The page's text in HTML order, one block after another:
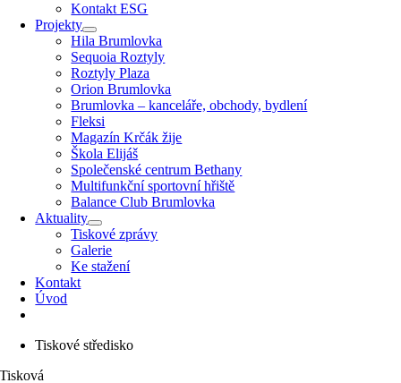
Kontakt ESG
Projekty
Hila Brumlovka
Sequoia Roztyly
Roztyly Plaza
Orion Brumlovka
Brumlovka – kanceláře, obchody, bydlení
Fleksi
Magazín Krčák žije
Škola Elijáš
Společenské centrum Bethany
Multifunkční sportovní hřiště
Balance Club Brumlovka
Aktuality
Tiskové zprávy
Galerie
Ke stažení
Kontakt
Úvod
Tiskové středisko
Tisková